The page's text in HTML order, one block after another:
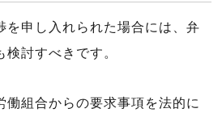
を申し入れられた場合には、弁
討すべきです。
働組合からの要求事項を法的に